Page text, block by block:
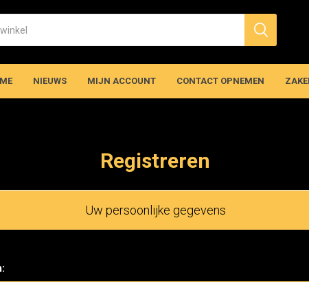
NIEUWS MIJN ACCOUNT CONTACT OPNEMEN
Registreren
Uw persoonlijke gegevens